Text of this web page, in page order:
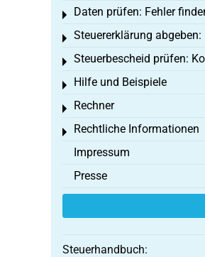
Daten prüfen: Fehler
Toggle menu
Steuererklärung
Toggle menu
Steuerbescheid prüfen:
Toggle menu
Hilfe und Beispiele
Toggle menu
Rechner
Toggle menu
Rechtliche Informationen
Toggle menu
Impressum
Presse
Steuerhandbuch: